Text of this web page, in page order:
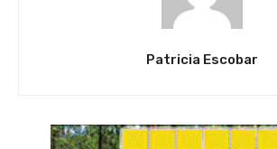
Patricia Escobar